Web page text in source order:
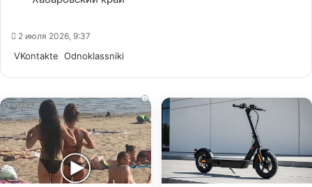
2 июля 2026, 9:37
VKontakte Odnoklassniki
i